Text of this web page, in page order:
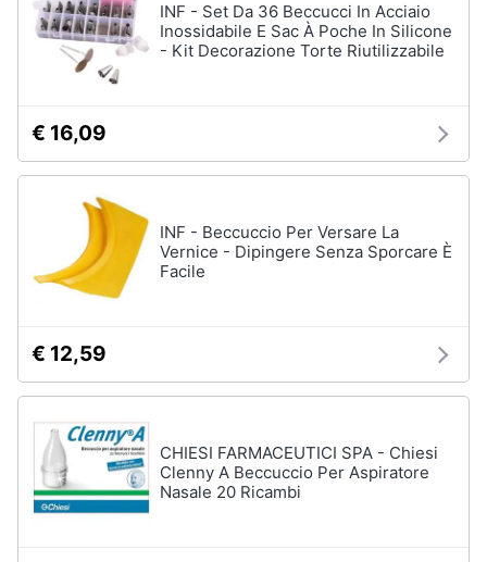
INF - Set Da 36 Beccucci In Acciaio
Inossidabile E Sac À Poche In Silicone
- Kit Decorazione Torte Riutilizzabile
€ 16,09
INF - Beccuccio Per Versare La
Vernice - Dipingere Senza Sporcare È
Facile
€ 12,59
CHIESI FARMACEUTICI SPA - Chiesi
Clenny A Beccuccio Per Aspiratore
Nasale 20 Ricambi